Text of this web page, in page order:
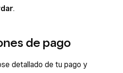
.
de pago
detallado de tu pago y